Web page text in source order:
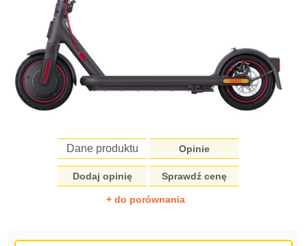
Dane produktu Opinie
Dodaj opinię Sprawdź cenę
+ do porównania